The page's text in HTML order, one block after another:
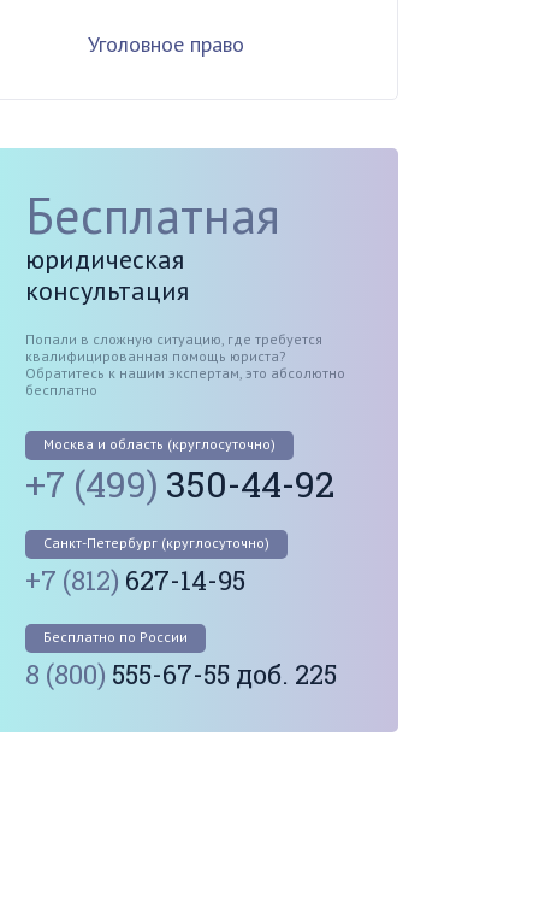
Уголовное право
Бесплатная
юридическая
консультация
Попали в сложную ситуацию, где требуется
квалифицированная помощь юриста?
Обратитесь к нашим экспертам, это абсолютно
бесплатно
Москва и область (круглосуточно)
+7 (499) 350-44-92
Санкт-Петербург (круглосуточно)
+7 (812) 627-14-95
Бесплатно по России
8 (800) 555-67-55 доб. 225